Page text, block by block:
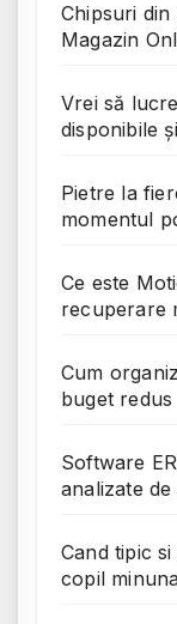
Chipsuri
Magazin
Vrei să
disponibile
Pietre la
momentul
Ce este
recuperare
Cum
buget redus
Software
analizate
Cand tipic
copil